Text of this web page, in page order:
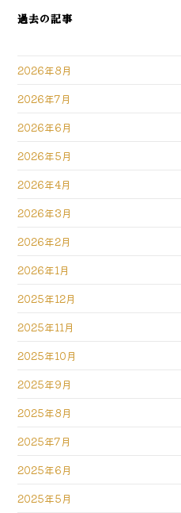
過去の記事
2026年8月
2026年7月
2026年6月
2026年5月
2026年4月
2026年3月
2026年2月
2026年1月
2025年12月
2025年11月
2025年10月
2025年9月
2025年8月
2025年7月
2025年6月
2025年5月